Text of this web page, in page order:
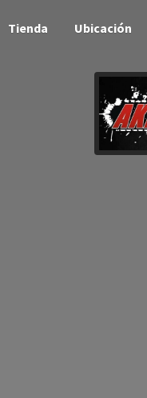
Tienda Ubicación